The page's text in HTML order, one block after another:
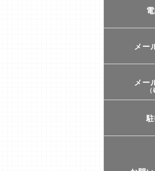
メー
メー